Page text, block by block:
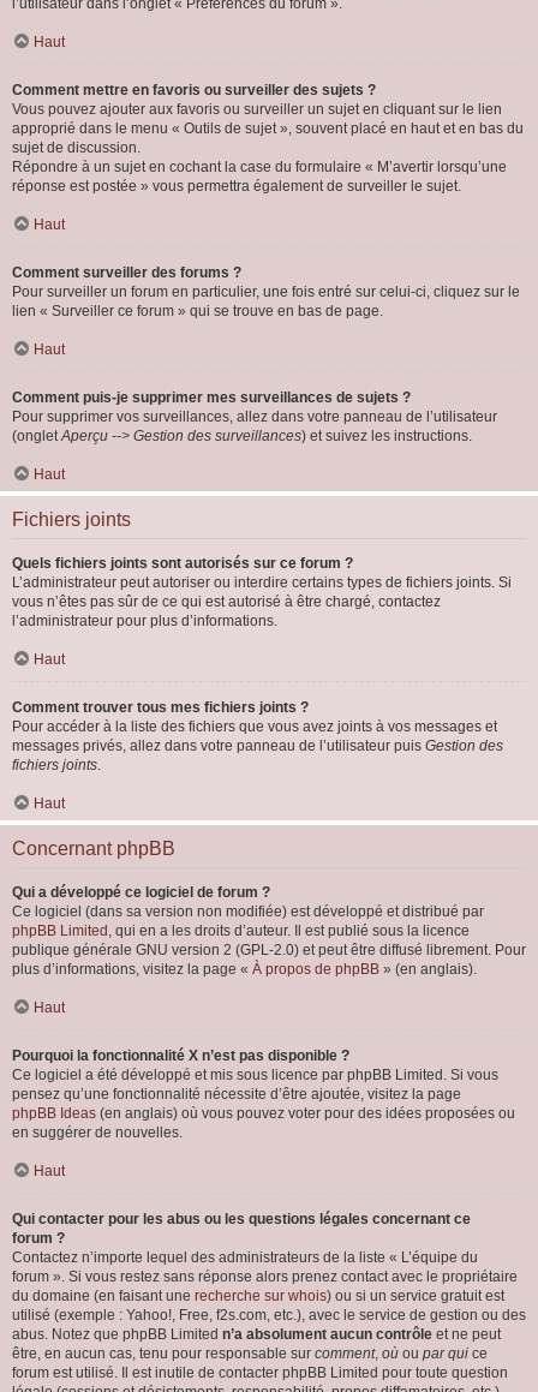
l’utilisateur dans l’onglet « Préférences du forum ».
Haut
Comment mettre en favoris ou surveiller des sujets ?
Vous pouvez ajouter aux favoris ou surveiller un sujet en cliquant sur le lien
approprié dans le menu « Outils de sujet », souvent placé en haut et en bas du
sujet de discussion.
Répondre à un sujet en cochant la case du formulaire « M’avertir lorsqu’une
réponse est postée » vous permettra également de surveiller le sujet.
Haut
Comment surveiller des forums ?
Pour surveiller un forum en particulier, une fois entré sur celui-ci, cliquez sur le
lien « Surveiller ce forum » qui se trouve en bas de page.
Haut
Comment puis-je supprimer mes surveillances de sujets ?
Pour supprimer vos surveillances, allez dans votre panneau de l’utilisateur
(ongletAperçu --> Gestion des surveillances) et suivez les instructions.
Haut
Fichiers joints
Quels fichiers joints sont autorisés sur ce forum ?
L’administrateur peut autoriser ou interdire certains types de fichiers joints. Si
vous n’êtes pas sûr de ce qui est autorisé à être chargé, contactez
l’administrateur pour plus d’informations.
Haut
Comment trouver tous mes fichiers joints ?
Pour accéder à la liste des fichiers que vous avez joints à vos messages et
messages privés, allez dans votre panneau de l’utilisateur puis Gestion des
fichiers joints.
Haut
Concernant phpBB
Qui a développé ce logiciel de forum ?
Ce logiciel (dans sa version non modifiée) est développé et distribué par
phpBB Limited , qui en a les droits d’auteur. Il est publié sous la licence
publique générale GNU version 2 (GPL-2.0) et peut être diffusé librement. Pour
plus d’informations, visitez la page « À propos de phpBB » (en anglais).
Haut
Pourquoi la fonctionnalité X n’est pas disponible ?
Ce logiciel a été développé et mis sous licence par phpBB Limited. Si vous
pensez qu’une fonctionnalité nécessite d’être ajoutée, visitez la page
phpBB Ideas (en anglais) où vous pouvez voter pour des idées proposées ou
en suggérer de nouvelles.
Haut
Qui contacter pour les abus ou les questions légales concernant ce
forum ?
Contactez n’importe lequel des administrateurs de la liste « L’équipe du
forum ». Si vous restez sans réponse alors prenez contact avec le propriétaire
du domaine (en faisant une recherche sur whois) ou si un service gratuit est
utilisé (exemple : Yahoo!, Free, f2s.com, etc.), avec le service de gestion ou des
abus. Notez que phpBB Limited n’a absolument aucun contrôle et ne peut
être, en aucun cas, tenu pour responsable sur comment, où ou par qui ce
forum est utilisé. Il est inutile de contacter phpBB Limited pour toute question